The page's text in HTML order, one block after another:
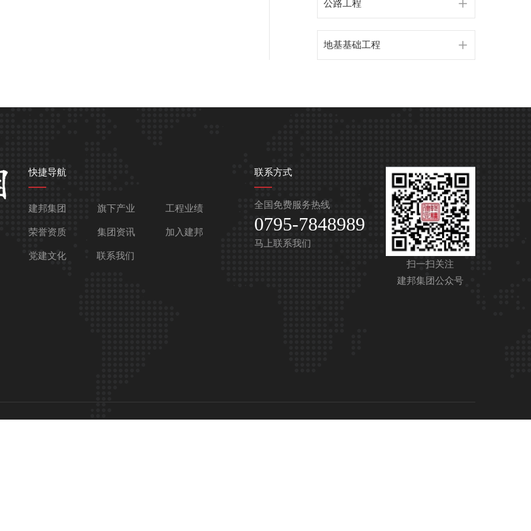
公路工程
地基基础工程
快捷导航
建邦集团 旗下产业 工程业绩
荣誉资质 集团资讯 加入建邦
党建文化 联系我们
联系方式
全国免费服务热线
0795-7848989
马上联系我们
扫一扫关注
建邦集团公众号